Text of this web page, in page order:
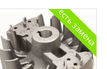
есть замена